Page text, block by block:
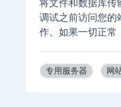
将文件和数据库传
调试之前访问您的
作。如果一切正常
专用服务器 网